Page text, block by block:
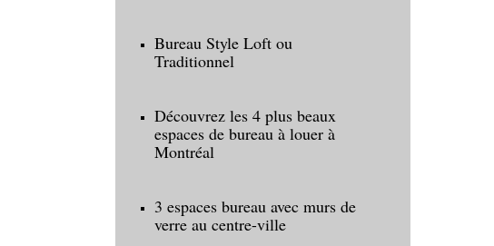
Bureau Style Loft ou
Traditionnel
Découvrez les 4 plus beaux
espaces de bureau à louer à
Montréal
3 espaces bureau avec murs de
verre au centre-ville